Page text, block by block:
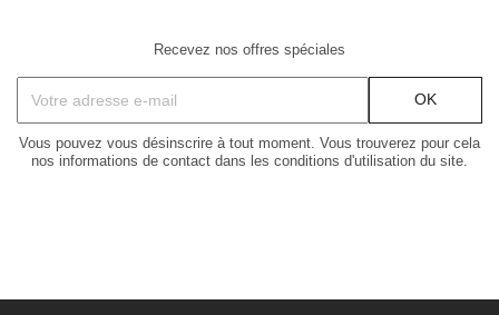
Recevez nos offres spéciales
Vous pouvez vous désinscrire à tout moment. Vous trouverez pour cela
nos informations de contact dans les conditions d'utilisation du site.